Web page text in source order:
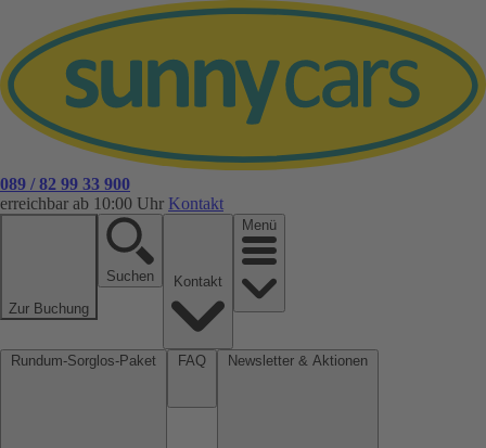
089 / 82 99 33 900
erreichbar ab 10:00 Uhr Kontakt
Zur Buchung
Suchen
Menü